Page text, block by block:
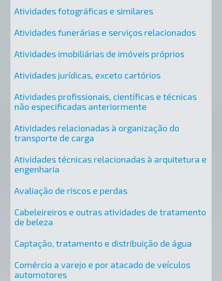
Atividades fotográficas e similares
Atividades funerárias e serviços relacionados
Atividades imobiliárias de imóveis próprios
Atividades jurídicas, exceto cartórios
Atividades profissionais, científicas e técnicas
não especificadas anteriormente
Atividades relacionadas à organização do
transporte de carga
Atividades técnicas relacionadas à arquitetura e
engenharia
Avaliação de riscos e perdas
Cabeleireiros e outras atividades de tratamento
de beleza
Captação, tratamento e distribuição de água
Comércio a varejo e por atacado de veículos
automotores